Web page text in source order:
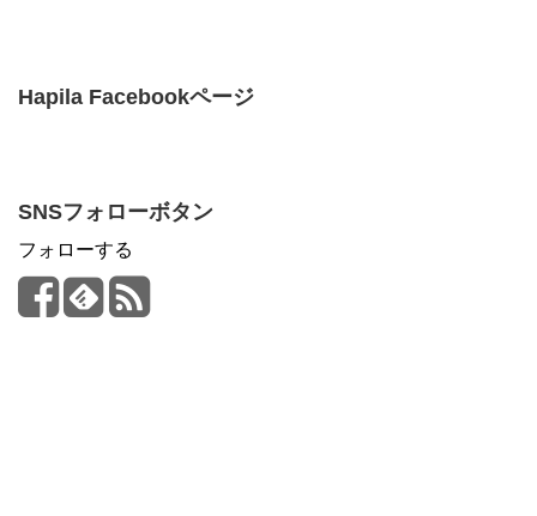
Hapila Facebookページ
SNSフォローボタン
フォローする